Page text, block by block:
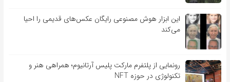
این ابزار هوش مصنوعی رایگان عکس‌های قدیمی را احیا
می‌کند
رونمایی از پلتفرم مارکت پلیس آرتانیوم؛ همراهی هنر و
تکنولوژی در حوزه NFT